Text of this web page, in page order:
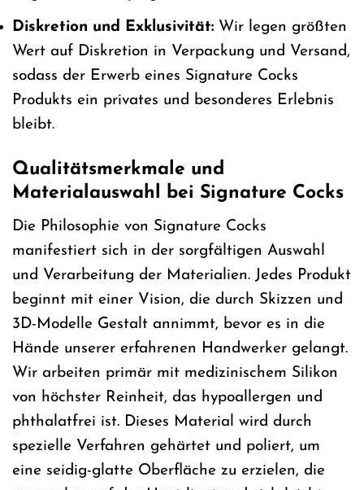
Diskretion und Exklusivität: Wir legen größten
Wert auf Diskretion in Verpackung und Versand,
sodass der Erwerb eines Signature Cocks
Produkts ein privates und besonderes Erlebnis
bleibt.
Qualitätsmerkmale und
Materialauswahl bei Signature Cocks
Die Philosophie von Signature Cocks
manifestiert sich in der sorgfältigen Auswahl
und Verarbeitung der Materialien. Jedes Produkt
beginnt mit einer Vision, die durch Skizzen und
3D-Modelle Gestalt annimmt, bevor es in die
Hände unserer erfahrenen Handwerker gelangt.
Wir arbeiten primär mit medizinischem Silikon
von höchster Reinheit, das hypoallergen und
phthalatfrei ist. Dieses Material wird durch
spezielle Verfahren gehärtet und poliert, um
eine seidig-glatte Oberfläche zu erzielen, die